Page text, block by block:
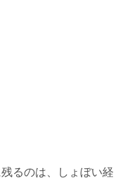
るのは、しょぼい経